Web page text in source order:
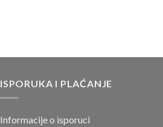
ISPORUKA I PLAĆANJE
Informacije o isporuci